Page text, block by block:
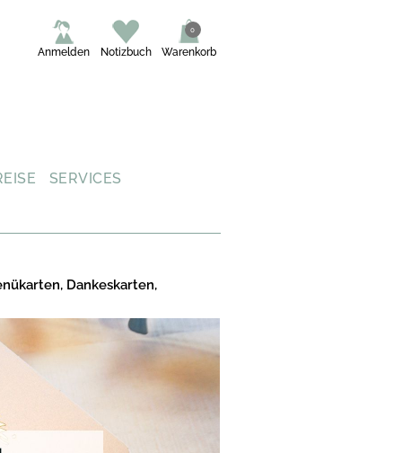
Warenkorb
0
Notizbuch
Anmelden
SERVICES
Dankeskarten,